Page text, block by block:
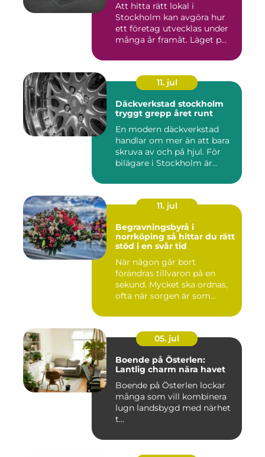
Att hitta rätt lokal i
Stockholm kan avgöra hur
ett företag utvecklas under
många år framåt. Läget p...
11. jul
Däckverkstad stockholm
tryggt grepp året runt
En modern däckverkstad
handlar om mer än att bara
skruva av och på hjul. För
bilägare i Stockholm är...
11. jul
Begravningsbyrå i
norrköping så hittar du rätt
stöd i en svår tid
När någon går bort
förändras tillvaron på en
sekund. Mycket ska ordnas,
ofta när sorgen är som
05. jul
Boende på Österlen:
Lantlig charm nära havet
Boende på Österlen lockar
många som vill kombinera
lugn landsbygd med närhet
t...